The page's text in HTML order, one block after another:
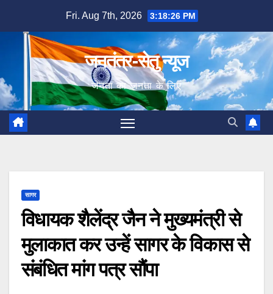
content
Fri. Aug 7th, 2026 3:18:27 PM
जनतंत्र-सेतु न्यूज
जनता का जनता के लिए
सागर
विधायक शैलेंद्र जैन ने मुख्यमंत्री से
मुलाकात कर उन्हें सागर के विकास से
संबंधित मांग पत्र सौंपा